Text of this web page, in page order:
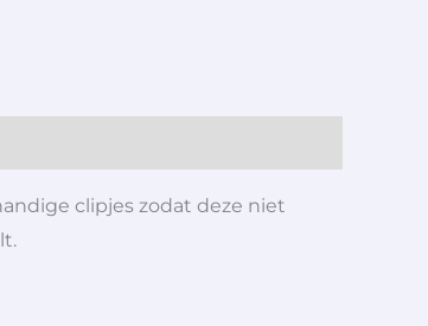
clipjes zodat deze niet